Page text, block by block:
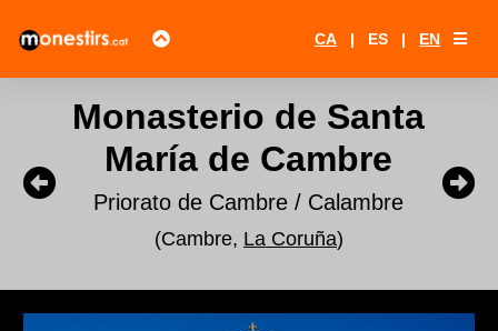
CA | ES | EN
Monasterio de Santa
María de Cambre
Priorato de Cambre / Calambre
(Cambre, La Coruña)